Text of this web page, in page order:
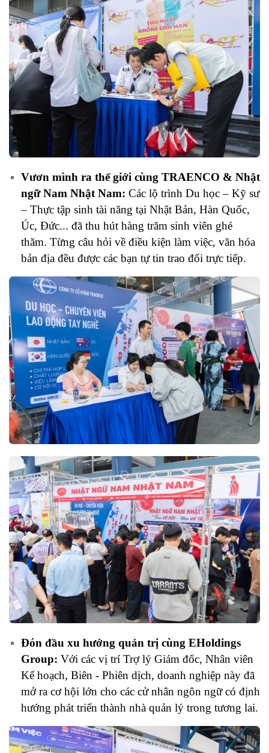
Vươn mình ra thế giới cùng TRAENCO & Nhật
ngữ Nam Nhật Nam: Các lộ trình Du học – Kỹ sư
– Thực tập sinh tài năng tại Nhật Bản, Hàn Quốc,
Úc, Đức... đã thu hút hàng trăm sinh viên ghé
thăm. Từng câu hỏi về điều kiện làm việc, văn hóa
bản địa đều được các bạn tự tin trao đổi trực tiếp.
Đón đầu xu hướng quản trị cùng EHoldings
Group: Với các vị trí Trợ lý Giám đốc, Nhân viên
Kế hoạch, Biên - Phiên dịch, doanh nghiệp này đã
mở ra cơ hội lớn cho các cử nhân ngôn ngữ có định
hướng phát triển thành nhà quản lý trong tương lai.